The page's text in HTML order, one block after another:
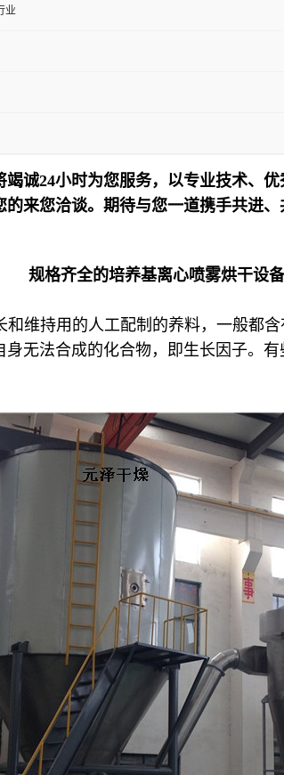
业
诚24小时为您服务，以专业技术、
来您洽谈。期待与您一道携手共进、
规格齐全的培养基离心喷雾烘干设备
维持用的人工配制的养料，一般都
无法合成的化合物，即生长因子。